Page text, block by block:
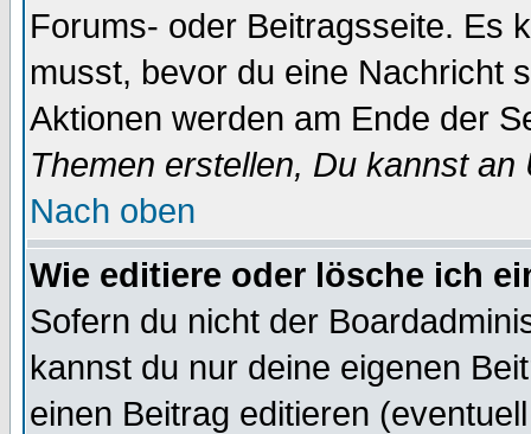
Forums- oder Beitragsseite. Es
musst, bevor du eine Nachricht
Aktionen werden am Ende der
Themen erstellen, Du kannst
Nach oben
Wie editiere oder lösche ich
Sofern du nicht der
kannst du nur deine eigenen
einen Beitrag editieren